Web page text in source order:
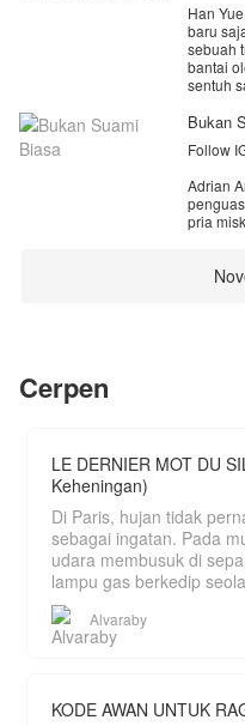
Satu
jatuh
dicintai?
Han
baru
sebuah
bantai
sentuh
Semua
jurang
Di
Bukan
Follow
Adrian
pria
Ia
berhati
di siang
mata
hingga
ampun.
Cerpen
LE DERNIER MOT DU
Keheningan)
Di Paris, hujan tidak
sebagai ingatan. Pada
udara membusuk di
lampu gas berkedip
Alvaraby
KODE AWAN UNTUK